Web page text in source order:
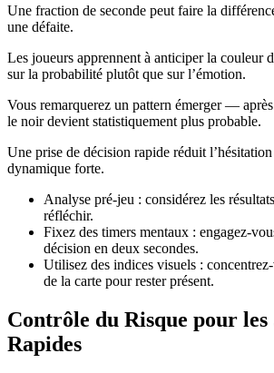
Une fraction de seconde peut faire la
une défaite.
Les joueurs apprennent à anticiper la couleur
sur la probabilité plutôt que sur l’émotion.
Vous remarquerez un pattern émerger —
le noir devient statistiquement plus probable.
Une prise de décision rapide réduit
dynamique forte.
Analyse pré‑jeu : considérez les
réfléchir.
Fixez des timers mentaux : engagez-
décision en deux secondes.
Utilisez des indices visuels :
de la carte pour rester présent.
Contrôle du Risque pour les
Rapides